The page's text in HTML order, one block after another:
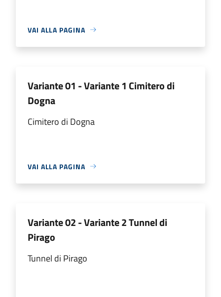
VAI ALLA PAGINA
Variante 01 - Variante 1 Cimitero di
Dogna
Cimitero di Dogna
VAI ALLA PAGINA
Variante 02 - Variante 2 Tunnel di
Pirago
Tunnel di Pirago